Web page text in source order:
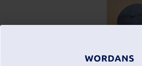
de
DTG pour apposer
garantissant